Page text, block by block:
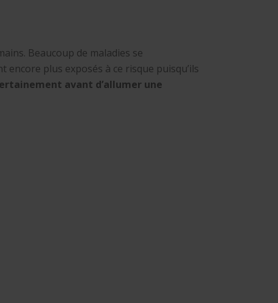
Beaucoup de maladies se
plus exposés à ce risque puisqu’ils
avant d’allumer une